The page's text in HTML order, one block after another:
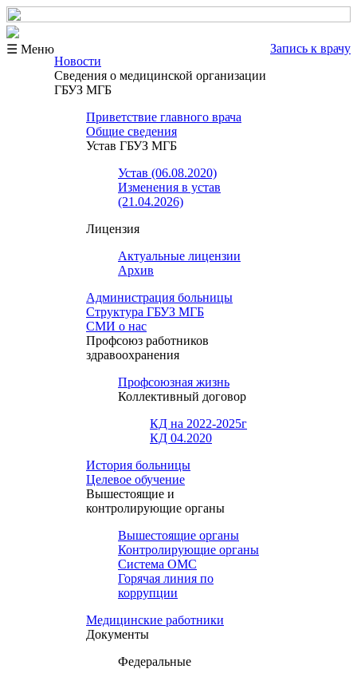
☰ Меню
Запись к врачу
Новости
Сведения о медицинской организации
ГБУЗ МГБ
Приветствие главного врача
Общие сведения
Устав ГБУЗ МГБ
Устав (06.08.2020)
Изменения в устав
(21.04.2026)
Лицензия
Актуальные лицензии
Архив
Администрация больницы
Структура ГБУЗ МГБ
СМИ о нас
Профсоюз работников
здравоохранения
Профсоюзная жизнь
Коллективный договор
КД на 2022-2025г
КД 04.2020
История больницы
Целевое обучение
Вышестоящие и
контролирующие органы
Вышестоящие органы
Контролирующие органы
Система ОМС
Горячая линия по
коррупции
Медицинские работники
Документы
Федеральные